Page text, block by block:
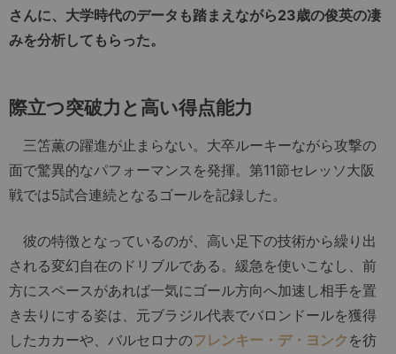
さんに、大学時代のデータも踏まえながら23歳の俊英の凄
みを分析してもらった。
際立つ突破力と高い得点能力
三笘薫の躍進が止まらない。大卒ルーキーながら攻撃の
面で驚異的なパフォーマンスを発揮。第11節セレッソ大阪
戦では5試合連続となるゴールを記録した。
彼の特徴となっているのが、高い足下の技術から繰り出
される変幻自在のドリブルである。緩急を使いこなし、前
方にスペースがあれば一気にゴール方向へ加速し相手を置
き去りにする姿は、元ブラジル代表でバロンドールを獲得
したカカーや、バルセロナのフレンキー・デ・ヨンク を彷